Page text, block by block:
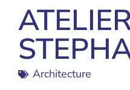
Architecture